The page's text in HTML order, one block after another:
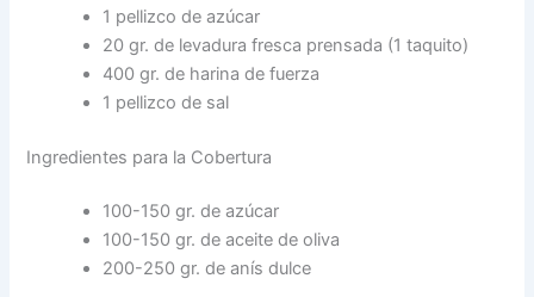
1 pellizco de azúcar
20 gr. de levadura fresca prensada (1 taquito)
400 gr. de harina de fuerza
1 pellizco de sal
Ingredientes para la Cobertura
100-150 gr. de azúcar
100-150 gr. de aceite de oliva
200-250 gr. de anís dulce